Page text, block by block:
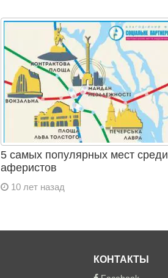
5 самых популярных мест среди
аферистов
10 лет назад
КОНТАКТЫ